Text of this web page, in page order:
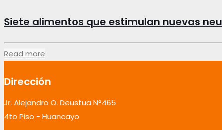
Siete alimentos que estimulan nuevas
Read more
Dirección
Jr. Alejandro O. Deustua N°465
4to Piso - Huancayo